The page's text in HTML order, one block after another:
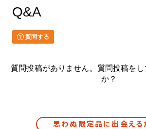
Q&A
質問する
質問投稿がありません。質問投稿を
か？
思わぬ限定品に出会える